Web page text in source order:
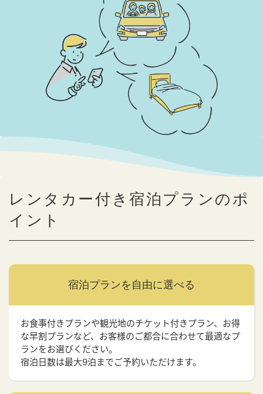
レンタカー付き宿泊プランのポ
イント
宿泊プランを 自由に選べる
お食事付きプランや観光地のチケット付きプラン、お得
な早割プランなど、お客様のご都合に合わせて最適なプ
ランをお選びください。
宿泊日数は最大9泊までご予約いただけます。